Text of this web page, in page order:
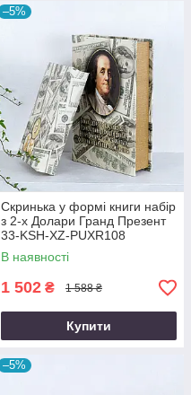
–5%
Скринька у формі книги набір
з 2-х Долари Гранд Презент
33-KSH-XZ-PUXR108
В наявності
1 502 ₴ 1 588 ₴
Купити
–5%